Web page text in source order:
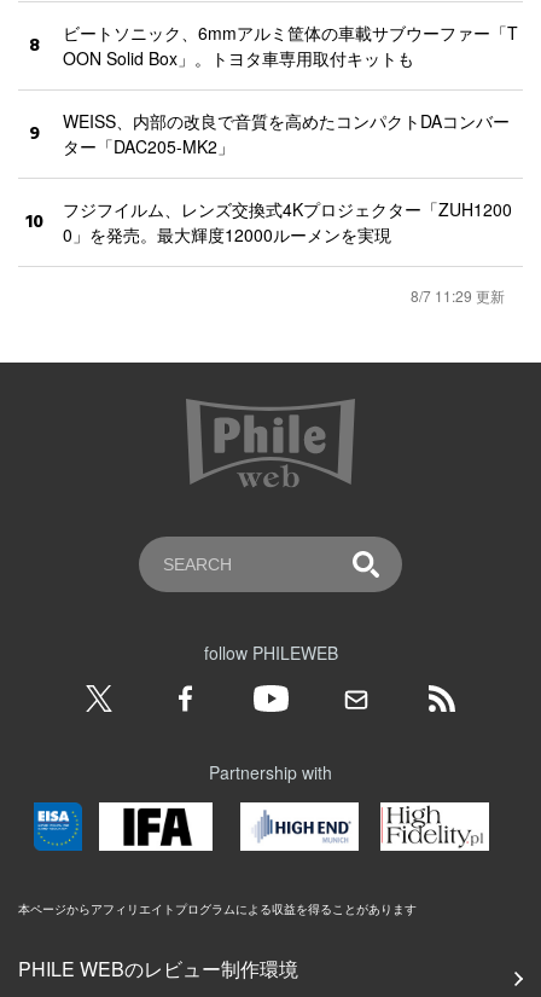
8
ビートソニック、6mmアルミ筐体の車載サブウーファー「T
OON Solid Box」。トヨタ車専用取付キットも
9
WEISS、内部の改良で音質を高めたコンパクトDAコンバー
ター「DAC205-MK2」
10
フジフイルム、レンズ交換式4Kプロジェクター「ZUH1200
0」を発売。最大輝度12000ルーメンを実現
8/7 11:29 更新
follow PHILEWEB
Partnership with
本ページからアフィリエイトプログラムによる収益を得ることがあります
PHILE WEBのレビュー制作環境